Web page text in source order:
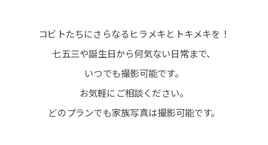
こちらから予約ができます
桜坂店 原店2F
原店3F ロケ
コビトたちにさらなるヒラメキとトキメキを！
七五三や誕生日から何気ない日常まで、
いつでも撮影可能です。
お気軽にご相談ください。
どのプランでも家族写真は撮影可能です。